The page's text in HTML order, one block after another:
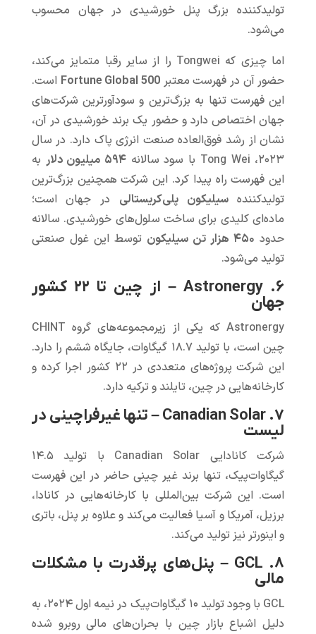
تولیدکننده بزرگ پنل خورشیدی در جهان محسوب
می‌شود.
اما چیزی که Tongwei را از سایر رقبا متمایز می‌کند،
حضور آن در فهرست معتبرFortune Global 500 است.
این فهرست تنها به بزرگ‌ترین و سودآورترین شرکت‌های
جهان اختصاص دارد و حضور یک برند خورشیدی در آن،
نشان از رشد فوق‌العاده صنعت انرژی پاک دارد. در سال
۲۰۲۳، Tong Wei با سود سالانه
۵۹۴ میلیون دلار
به
این فهرست راه پیدا کرد. این شرکت همچنین بزرگ‌ترین
تولیدکنندهسیلیکون پلی‌کریستالی در جهان است؛
ماده‌ای کلیدی برای ساخت سلول‌های خورشیدی. سالانه
حدود ۴۵۰ هزار تن سیلیکون
توسط این غول صنعتی
تولید می‌شود.
۶. Astronergy – از چین تا ۲۲ کشور
جهان
Astronergy که یکی از زیرمجموعه‌های گروه CHINT
چین است، با تولید ۱۸.۷ گیگاوات‌، جایگاه ششم را دارد.
این شرکت پروژه‌های متعددی در ۲۲ کشور اجرا کرده و
کارخانه‌هایی در چین، تایلند و ترکیه دارد.
۷. Canadian Solar – تنها غیرفراچینی در
لیست
شرکت کانادایی Canadian Solar با تولید ۱۴.۵
گیگاوات‌پیک، تنها برند غیر چینی حاضر در این فهرست
است. این شرکت بین‌المللی با کارخانه‌هایی در کانادا،
برزیل، آمریکا و آسیا فعالیت می‌کند و علاوه بر پنل، باتری
و اینورتر نیز تولید می‌کند.
۸. GCL – پنل‌های پرقدرت با مشکلات
مالی
GCL با وجود تولید ۱۰ گیگاوات‌پیک در نیمه اول ۲۰۲۴، به
دلیل اشباع بازار چین با بحران‌های مالی روبرو شده